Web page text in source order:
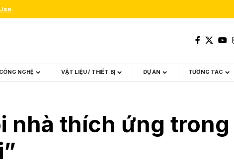
.
CÔNG NGHỆ VẬT LIỆU / THIẾT BỊ DỰ ÁN TƯƠNG TÁC
nhà thích ứng